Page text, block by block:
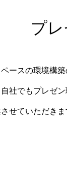
プ
ースの環境構
社でもプレゼ
せていただきま